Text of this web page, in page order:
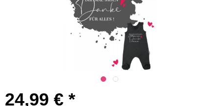
24,99 € *